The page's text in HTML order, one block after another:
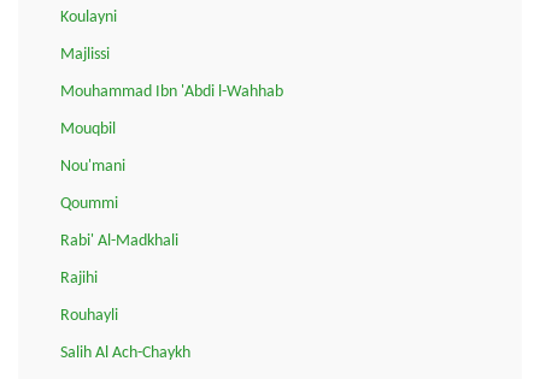
Koulayni
Majlissi
Mouhammad Ibn 'Abdi l-Wahhab
Mouqbil
Nou'mani
Qoummi
Rabi' Al-Madkhali
Rajihi
Rouhayli
Salih Al Ach-Chaykh